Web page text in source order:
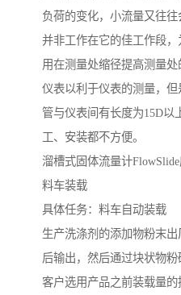
负荷的变化，小流量又往
并非工作在它的佳工作段
用在测量处缩径提高测量
仪表以利于仪表的测量，
管与仪表间有长度为15D以
工、安装都不方便。
溜槽式固体流量计
料车装载
具体任务：料车自动装载
生产洗涤剂的添加物粉末
后输出，然后通过块状物
客户选用产品之前装载量